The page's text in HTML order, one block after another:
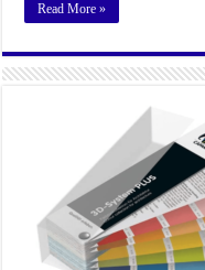
Read More »